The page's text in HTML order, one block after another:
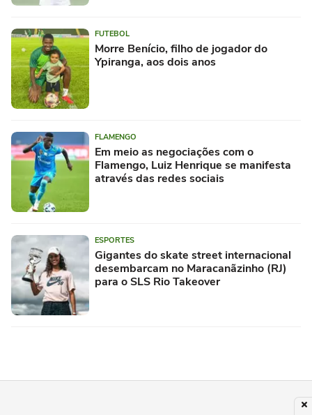
FUTEBOL
Morre Benício, filho de jogador do
Ypiranga, aos dois anos
FLAMENGO
Em meio as negociações com o
Flamengo, Luiz Henrique se manifesta
através das redes sociais
ESPORTES
Gigantes do skate street internacional
desembarcam no Maracanãzinho (RJ)
para o SLS Rio Takeover